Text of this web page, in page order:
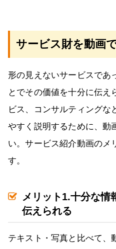
サービス財を動画
形の見えないサービスであ
とでその価値を十分に伝え
ビス、コンサルティングな
やすく説明するために、動
い。サービス紹介動画のメ
す。
メリット1.十分な情
伝えられる
テキスト・写真と比べて、